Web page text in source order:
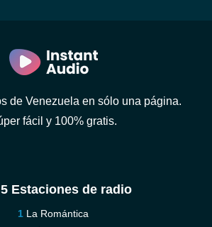
de Venezuela en sólo una página.
fácil y 100% gratis.
Estaciones de radio
La Romántica